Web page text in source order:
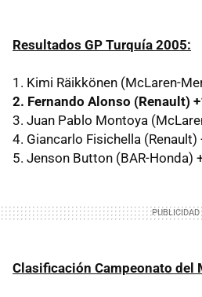
Resultados GP Turquía 2005:
1. Kimi Räikkönen (McLaren-
2. Fernando Alonso (Renault)
3. Juan Pablo Montoya
4. Giancarlo Fisichella (Renault)
5. Jenson Button (BAR-Honda)
Clasificación Campeonato del